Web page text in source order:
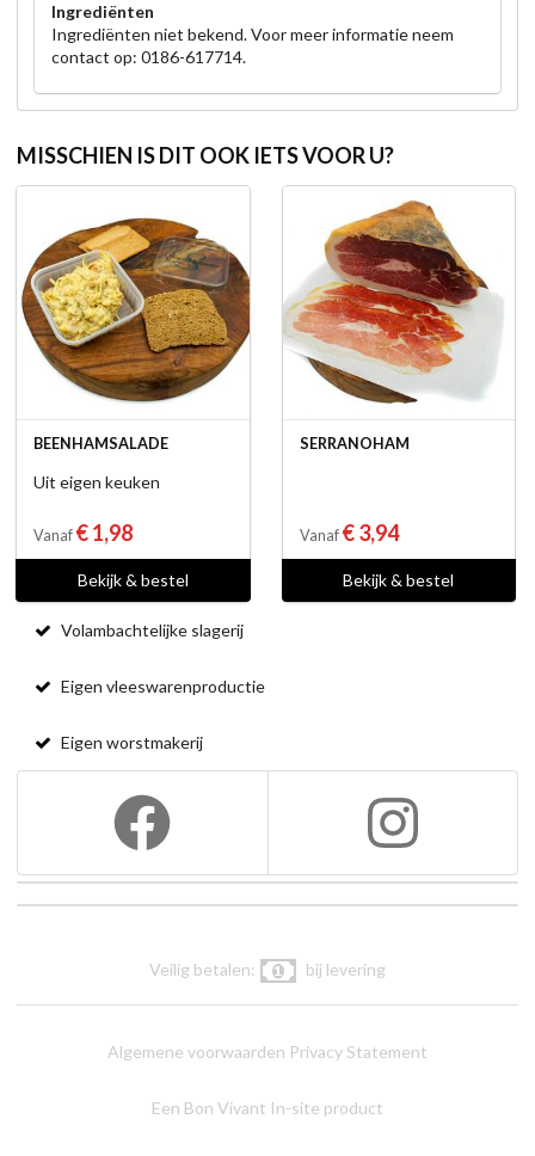
Ingrediënten
Ingrediënten niet bekend. Voor meer informatie neem
contact op: 0186-617714.
MISSCHIEN IS DIT OOK IETS VOOR U?
BEENHAMSALADE
Uit eigen keuken
Vanaf € 1,98
Bekijk & bestel
SERRANOHAM
Vanaf € 3,94
Bekijk & bestel
Volambachtelijke slagerij
Eigen vleeswarenproductie
Eigen worstmakerij
Veilig betalen: bij levering
Algemene voorwaarden Privacy Statement
Een Bon Vivant In-site product